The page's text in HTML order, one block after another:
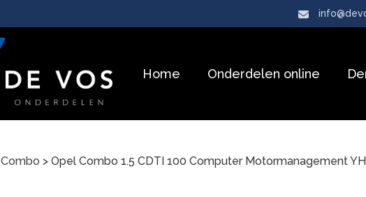
Home Onderdelen online
Combo > Opel Combo 1.5 CDTI 100 Computer Motormanagement